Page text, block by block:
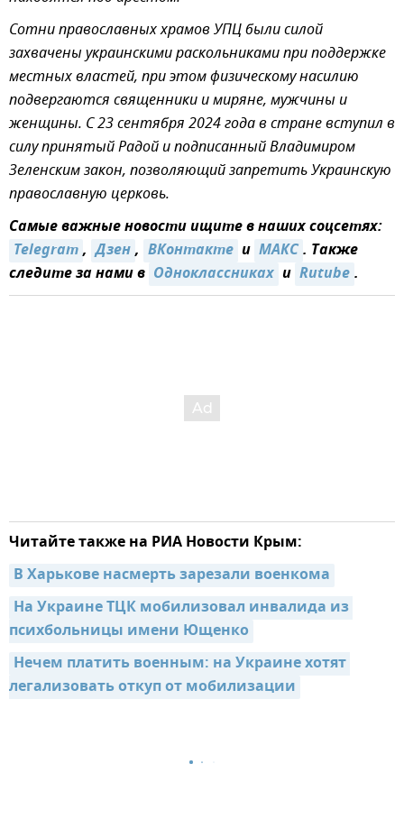
Сотни православных храмов УПЦ были силой
захвачены украинскими раскольниками при поддержке
местных властей, при этом физическому насилию
подвергаются священники и миряне, мужчины и
женщины. С 23 сентября 2024 года в стране вступил в
силу принятый Радой и подписанный Владимиром
Зеленским закон, позволяющий запретить Украинскую
православную церковь.
Самые важные новости ищите в наших соцсетях:
Telegram, Дзен, ВКонтакте и MAКС. Также
следите за нами в Одноклассниках и Rutube.
Читайте также на РИА Новости Крым:
В Харькове насмерть зарезали военкома
На Украине ТЦК мобилизовал инвалида из
психбольницы имени Ющенко
Нечем платить военным: на Украине хотят
легализовать откуп от мобилизации